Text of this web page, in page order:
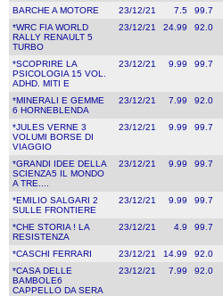
BARCHE A MOTORE 23/12/21 7.5 99.7
*WRC FIA WORLD
RALLY RENAULT 5
TURBO
23/12/21 24.99 92.0
*SCOPRIRE LA
PSICOLOGIA 15 VOL.
ADHD. MITI E
23/12/21 9.99 99.7
*MINERALI E GEMME
6 HORNEBLENDA
23/12/21 7.99 92.0
*JULES VERNE 3
VOLUMI BORSE DI
VIAGGIO
23/12/21 9.99 99.7
*GRANDI IDEE DELLA
SCIENZA5 IL MONDO
A TRE....
23/12/21 9.99 99.7
*EMILIO SALGARI 2
SULLE FRONTIERE
23/12/21 9.99 99.7
*CHE STORIA ! LA
RESISTENZA
23/12/21 4.9 99.7
*CASCHI FERRARI 23/12/21 14.99 92.0
*CASA DELLE
BAMBOLE6
CAPPELLO DA SERA
23/12/21 7.99 92.0